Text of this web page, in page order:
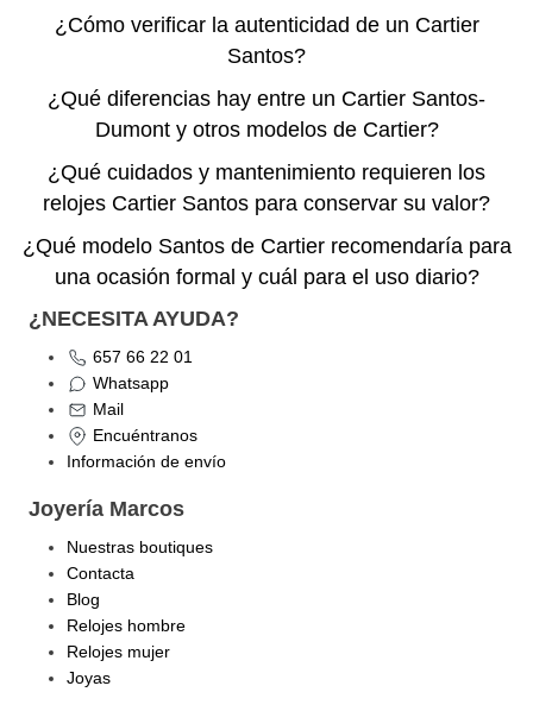
¿Cómo verificar la autenticidad de un Cartier
Santos?
¿Qué diferencias hay entre un Cartier Santos-
Dumont y otros modelos de Cartier?
¿Qué cuidados y mantenimiento requieren los
relojes Cartier Santos para conservar su valor?
¿Qué modelo Santos de Cartier recomendaría para
una ocasión formal y cuál para el uso diario?
¿NECESITA AYUDA?
657 66 22 01
Whatsapp
Mail
Encuéntranos
Información de envío
Joyería Marcos
Nuestras boutiques
Contacta
Blog
Relojes hombre
Relojes mujer
Joyas